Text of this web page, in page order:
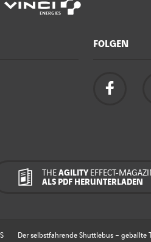
FOLGEN
THEAGILITY EFFECT-
ALS PDF HERUNTERLADEN
Der selbstfahrende Shuttlebus – geballte